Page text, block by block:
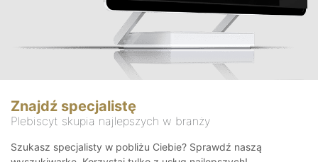
Znajdź specjalistę
Plebiscyt skupia najlepszych w branży
Szukasz specjalisty w pobliżu Ciebie? Sprawdź naszą